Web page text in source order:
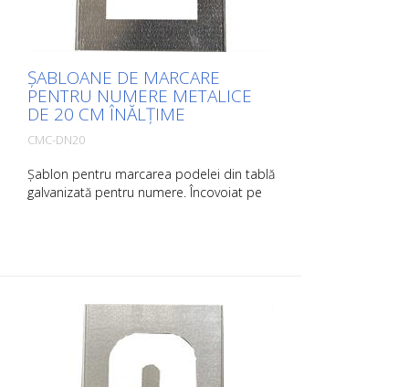
ȘABLOANE DE MARCARE
PENTRU NUMERE METALICE
DE 20 CM ÎNĂLȚIME
CMC-DN20
Șablon pentru marcarea podelei din tablă
galvanizată pentru numere. Încovoiat pe